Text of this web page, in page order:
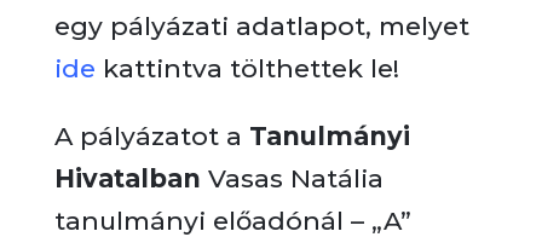
egy pályázati adatlapot, melyet
ide kattintva tölthettek le!
A pályázatot a Tanulmányi
Hivatalban Vasas Natália
tanulmányi előadónál – „A”